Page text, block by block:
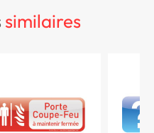
similaires